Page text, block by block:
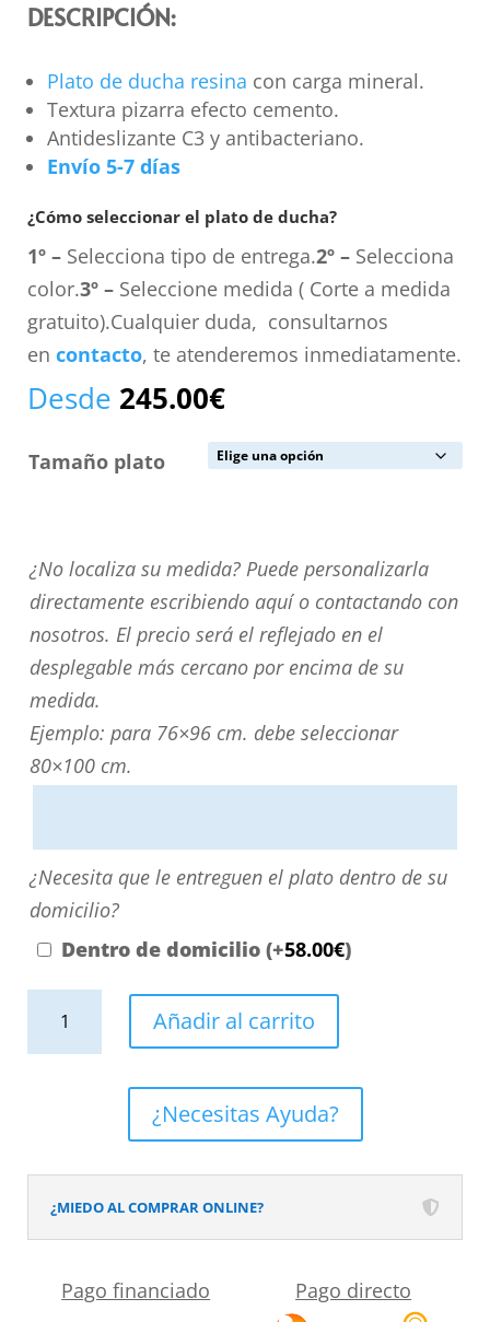
DESCRIPCIÓN:
Plato de ducha resina con carga mineral.
Textura pizarra efecto cemento.
Antideslizante C3 y antibacteriano.
Envío 5-7 días
¿Cómo seleccionar el plato de ducha?
1º –Selecciona tipo de entrega.2º –Selecciona
color.3º –Seleccione medida ( Corte a medida
gratuito).Cualquier duda, consultarnos
en contacto, te atenderemos inmediatamente.
Desde 245.00€
Tamaño plato
¿No
localiza
su
medida?
Puede
personalizarla
directamente
contactando
nosotros.
El
precio
será
desplegable
cercano
¿No localiza su medida? Puede personalizarla
directamente escribiendo aquí o contactando con
nosotros. El precio será el reflejado en el
desplegable más cercano por encima de su
medida.
Ejemplo: para 76×96 cm. debe seleccionar
80×100 cm.
¿Necesita
que
le
domicilio?
¿Necesita que le entreguen el plato dentro de su
domicilio?
Dentro de domicilio (+58.00€)
Brown
antideslizante
Añadir al carrito
¿Necesitas Ayuda?
¿MIEDO AL COMPRAR ONLINE?
Pago financiado Pago directo